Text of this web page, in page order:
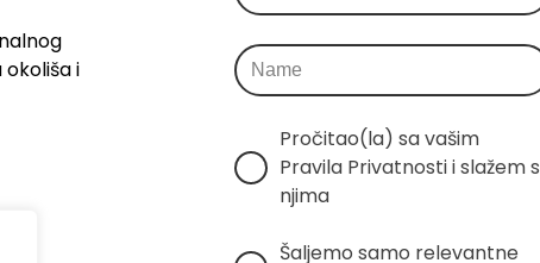
i
Pročitao(la) sa vašim
Pravila Privatnosti i slažem s
njima
Šaljemo samo relevantne